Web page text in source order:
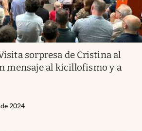
sorpresa de Cristina al
mensaje al kicillofismo y a
2024